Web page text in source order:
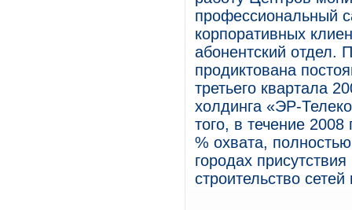
профессиональный
корпоративных
абонентский отдел.
продиктована
третьего квартала
холдинга «ЭР-
того, в течение
% охвата,
городах
строительство